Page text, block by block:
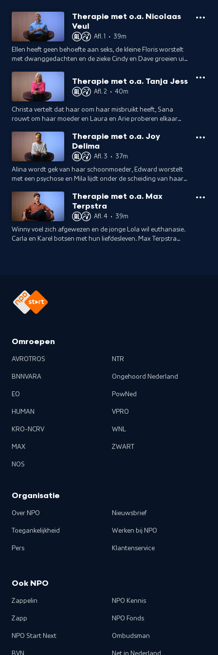
Therapie met o.a. Nicolaas
Veul
Afl. 1 • 39m
Ellen heeft geen behoefte aan seks, de kleine Floris worstelt
met dwanggedachten en de zieke Cindy en Dave groeien uit
familieband.
Therapie met o.a. Tanja Jess
Afl. 2 • 40m
Christa vertelt dat haar oom haar misbruikt heeft, Sana
rouwt om haar moeder en Laura en Arie proberen elkaar
haar huwelijk heeft gered.Therapie met o.a. Joy
Delima
Afl. 3 • 37m
Alina wordt gek van haar schoonmoeder, Edward worstelt
met een psychose en Mila lijdt onder de scheiding van haar
pestverleden te verwerken.Therapie met o.a. Max
Terpstra
Afl. 4 • 39m
Winny voel zich afgewezen en de jonge Lola wil euthanasie.
Carla en Karel botsen met hun liefdesleven. Max Terpstra
Omroepen
AVROTROS
BNNVARA
EO
HUMAN
KRO-NCRV
MAX
NOS
NTR
Ongehoord Nederland
PowNed
VPRO
WNL
ZWART
Organisatie
Over NPO
Toegankelijkheid
Pers
Nieuwsbrief
Werken bij NPO
Klantenservice
Ook NPO
Zappelin
Zapp
NPO Start Next
BVN
NPO Kennis
NPO Fonds
Ombudsman
Net in Nederland